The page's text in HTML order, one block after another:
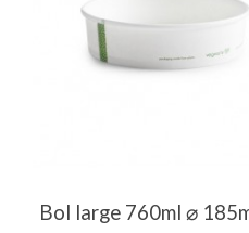
Bol large 760ml ⌀